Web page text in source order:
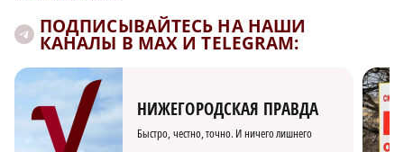
ПОДПИСЫВАЙТЕСЬ НА НАШИ
КАНАЛЫ В MAX И TELEGRAM:
НИЖЕГОРОДСКАЯ ПРАВДА
Быстро, честно, точно. И ничего лишнего